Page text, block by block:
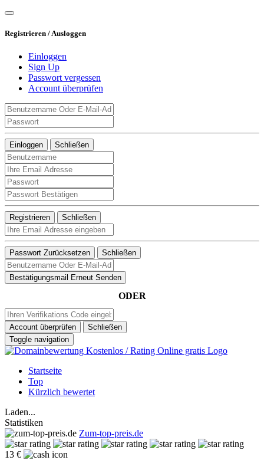
Registrieren / Ausloggen
Einloggen
Sign Up
Passwort vergessen
Account überprüfen
Einloggen Schließen
Registrieren Schließen
Passwort Zurücksetzen Schließen
Bestätigungsmail Erneut Senden
ODER
Account überprüfen
Schließen
Toggle navigation
Startseite
Top
Kürzlich bewertet
Laden...
Statistiken
Zum-top-preis.de
13 €